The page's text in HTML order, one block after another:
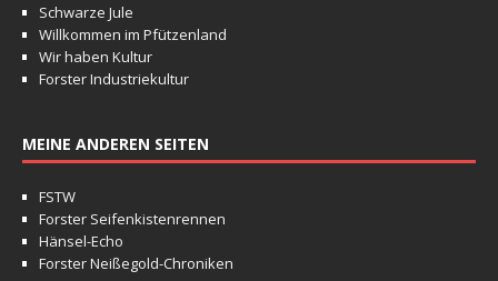
Schwarze Jule
Willkommen im Pfützenland
Wir haben Kultur
Forster Industriekultur
MEINE ANDEREN SEITEN
FSTW
Forster Seifenkistenrennen
Hänsel-Echo
Forster Neißegold-Chroniken